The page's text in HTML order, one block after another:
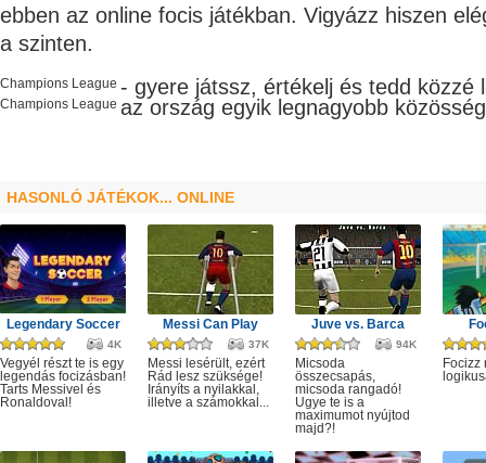
ebben az online focis játékban. Vigyázz hiszen
a szinten.
Champions League - gyere játssz, értékelj és tedd közzé
az ország egyik legnagyobb
Champions League
HASONLÓ JÁTÉKOK... ONLINE
Legendary Soccer
4K
Vegyél részt te is egy
legendás focizásban!
Tarts Messivel és
Ronaldoval!
Messi Can Play
37K
Messi lesérült, ezért
Rád lesz szüksége!
Irányíts a nyilakkal,
illetve a számokkal...
Juve vs. Barca
94K
Micsoda
összecsapás,
micsoda rangadó!
Ugye te is a
maximumot nyújtod
majd?!
Focizz